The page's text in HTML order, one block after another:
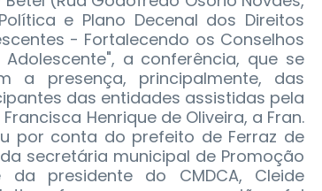
e Plano Decenal dos Direitos
- Fortalecendo os Conselhos
a conferência, que se
a presença, principalmente, das
das entidades assistidas pela
Henrique de Oliveira, a Fran.
por conta do prefeito de Ferraz de
secretária municipal de Promoção
da presidente do CMDCA, Cleide